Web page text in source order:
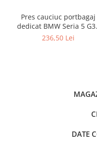
Pres cauciuc portbagaj
dedicat BMW Seria 5
Sedan Plug-in Hybrid
236,50 Lei
DATE